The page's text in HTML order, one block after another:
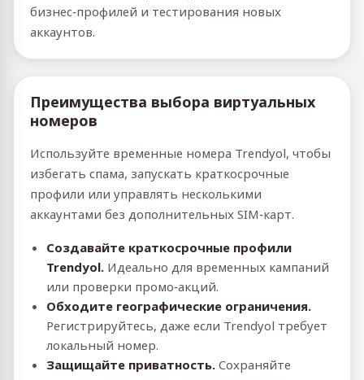
бизнес‑профилей и тестирования новых
аккаунтов.
Преимущества выбора виртуальных
номеров
Используйте временные номера Trendyol, чтобы
избегать спама, запускать краткосрочные
профили или управлять несколькими
аккаунтами без дополнительных SIM‑карт.
Создавайте краткосрочные профили
Trendyol. Идеально для временных кампаний
или проверки промо‑акций.
Обходите географические ограничения.
Регистрируйтесь, даже если Trendyol требует
локальный номер.
Защищайте приватность. Сохраняйте